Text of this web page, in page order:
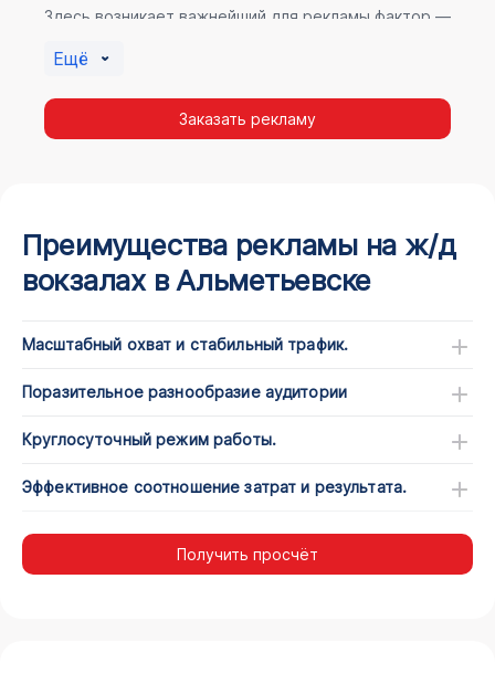
Здесь возникает важнейший для рекламы фактор —
пассажир максимально открыт для информации, а
его внимание не так рассеяно, как при беглом
просмотре постов в соцсетях.
Ещё
Заказать рекламу
Преимущества рекламы на ж/д
вокзалах в Альметьевске
Масштабный охват и стабильный трафик.
Поразительное разнообразие аудитории
Круглосуточный режим работы.
Эффективное соотношение затрат и результата.
Получить просчёт